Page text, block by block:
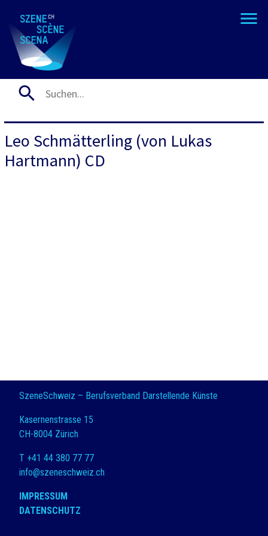
Leo Schmätterling (von Lukas
Hartmann) CD
SzeneSchweiz – Berufsverband Darstellende Künste
Kasernenstrasse 15
CH-8004 Zürich
T +41 44 380 77 77
info@szeneschweiz.ch
IMPRESSUM
DATENSCHUTZ